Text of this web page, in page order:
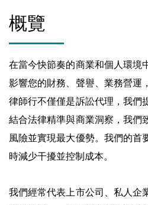
概覽
在當今快節奏的商業和個人環境
影響您的財務、聲譽、業務營運
律師行不僅僅是訴訟代理，我們
結合法律精準與商業洞察，我們
風險並實現最大優勢。我們的首
時減少干擾並控制成本。
我們經常代表上市公司、私人企